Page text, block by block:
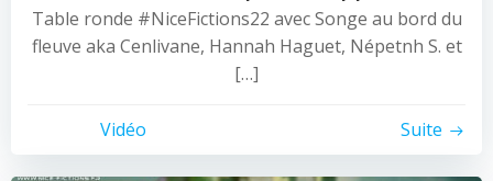
Table ronde #NiceFictions22 avec Songe au bord du
fleuve aka Cenlivane, Hannah Haguet, Népetnh S. et
[…]
Vidéo Suite